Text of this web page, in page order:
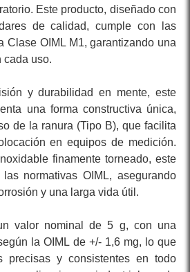
Este producto, diseñado con
de calidad, cumple con las
Clase OIML M1, garantizando una
cada uso.
y durabilidad en mente, este
una forma constructiva única,
de la ranura (Tipo B), que facilita
en equipos de medición.
finamente torneado, este
normativas OIML, asegurando
y una larga vida útil.
valor nominal de 5 g, con una
la OIML de +/- 1,6 mg, lo que
precisas y consistentes en todo